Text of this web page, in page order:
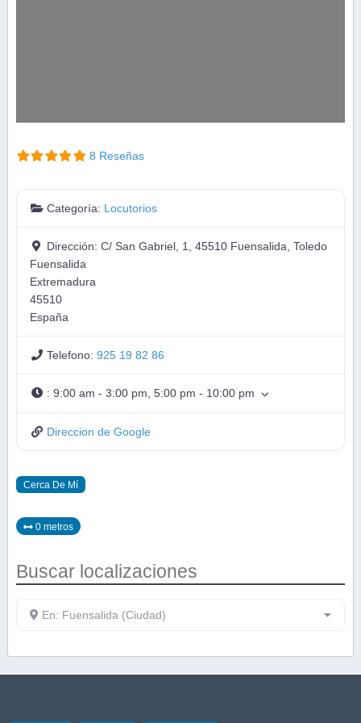
8 Reseñas
Categoría: Locutorios
Dirección:C/ San Gabriel, 1, 45510 Fuensalida, Toledo
Fuensalida
Extremadura
45510
España
Telefono:925 19 82 86
:9:00 am - 3:00 pm, 5:00 pm - 10:00 pm
Direccion de Google
Cerca De Mí
0 metros
Buscar localizaciones
En: Fuensalida (Ciudad)